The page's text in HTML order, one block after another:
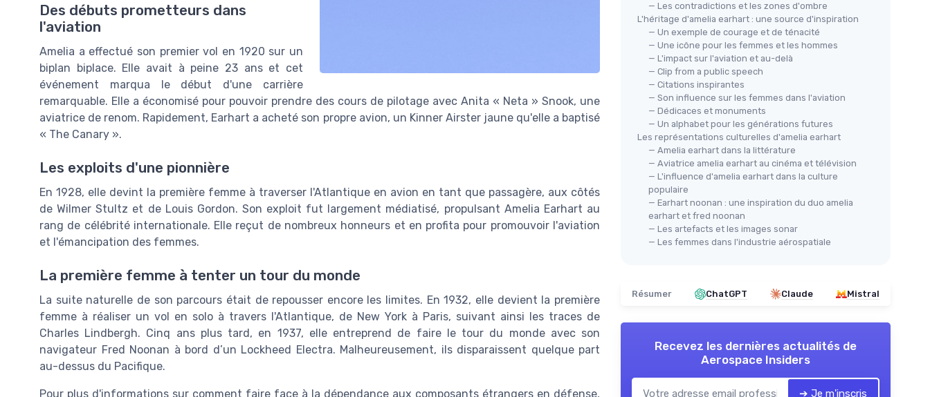
Des débuts prometteurs dans
l'aviation
Amelia a effectué son premier vol en 1920 sur un
biplan biplace. Elle avait à peine 23 ans et cet
événement marqua le début d'une carrière
remarquable. Elle a économisé pour pouvoir prendre des cours de pilotage avec Anita « Neta » Snook, une
aviatrice de renom. Rapidement, Earhart a acheté son propre avion, un Kinner Airster jaune qu'elle a baptisé
« The Canary ».
Les exploits d'une pionnière
En 1928, elle devint la première femme à traverser l'Atlantique en avion en tant que passagère, aux côtés
de Wilmer Stultz et de Louis Gordon. Son exploit fut largement médiatisé, propulsant Amelia Earhart au
rang de célébrité internationale. Elle reçut de nombreux honneurs et en profita pour promouvoir l'aviation
et l'émancipation des femmes.
La première femme à tenter un tour du monde
La suite naturelle de son parcours était de repousser encore les limites. En 1932, elle devient la première
femme à réaliser un vol en solo à travers l'Atlantique, de New York à Paris, suivant ainsi les traces de
Charles Lindbergh. Cinq ans plus tard, en 1937, elle entreprend de faire le tour du monde avec son
navigateur Fred Noonan à bord d’un Lockheed Electra. Malheureusement, ils disparaissent quelque part
au-dessus du Pacifique.
Pour plus d'informations sur comment faire face à la dépendance aux composants étrangers en défense,
— Les contradictions et les zones d'ombre
L'héritage d'amelia earhart : une source d'inspiration
— Un exemple de courage et de ténacité
— Une icône pour les femmes et les hommes
— L'impact sur l'aviation et au-delà
— Clip from a public speech
— Citations inspirantes
— Son influence sur les femmes dans l'aviation
— Dédicaces et monuments
— Un alphabet pour les générations futures
Les représentations culturelles d'amelia earhart
— Amelia earhart dans la littérature
— Aviatrice amelia earhart au cinéma et télévision
— L'influence d'amelia earhart dans la culture
populaire
— Earhart noonan : une inspiration du duo amelia
earhart et fred noonan
— Les artefacts et les images sonar
— Les femmes dans l'industrie aérospatiale
Résumer ChatGPT Claude Mistral
Recevez les dernières actualités de
Aerospace Insiders
➔ Je m'inscris